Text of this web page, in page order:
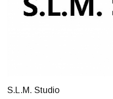
S.L.M. Studio